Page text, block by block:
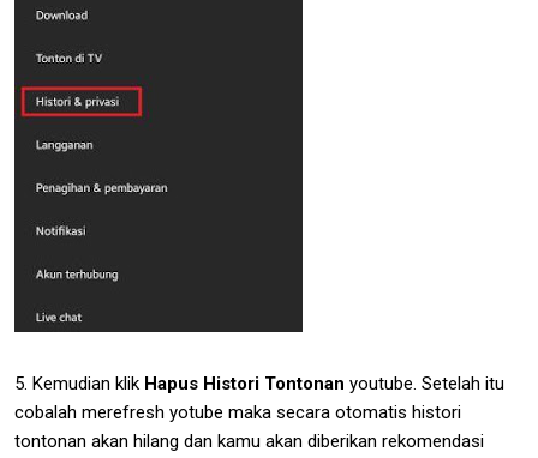
5. Kemudian klik Hapus Histori Tontonan youtube. Setelah itu
cobalah merefresh yotube maka secara otomatis histori
tontonan akan hilang dan kamu akan diberikan rekomendasi